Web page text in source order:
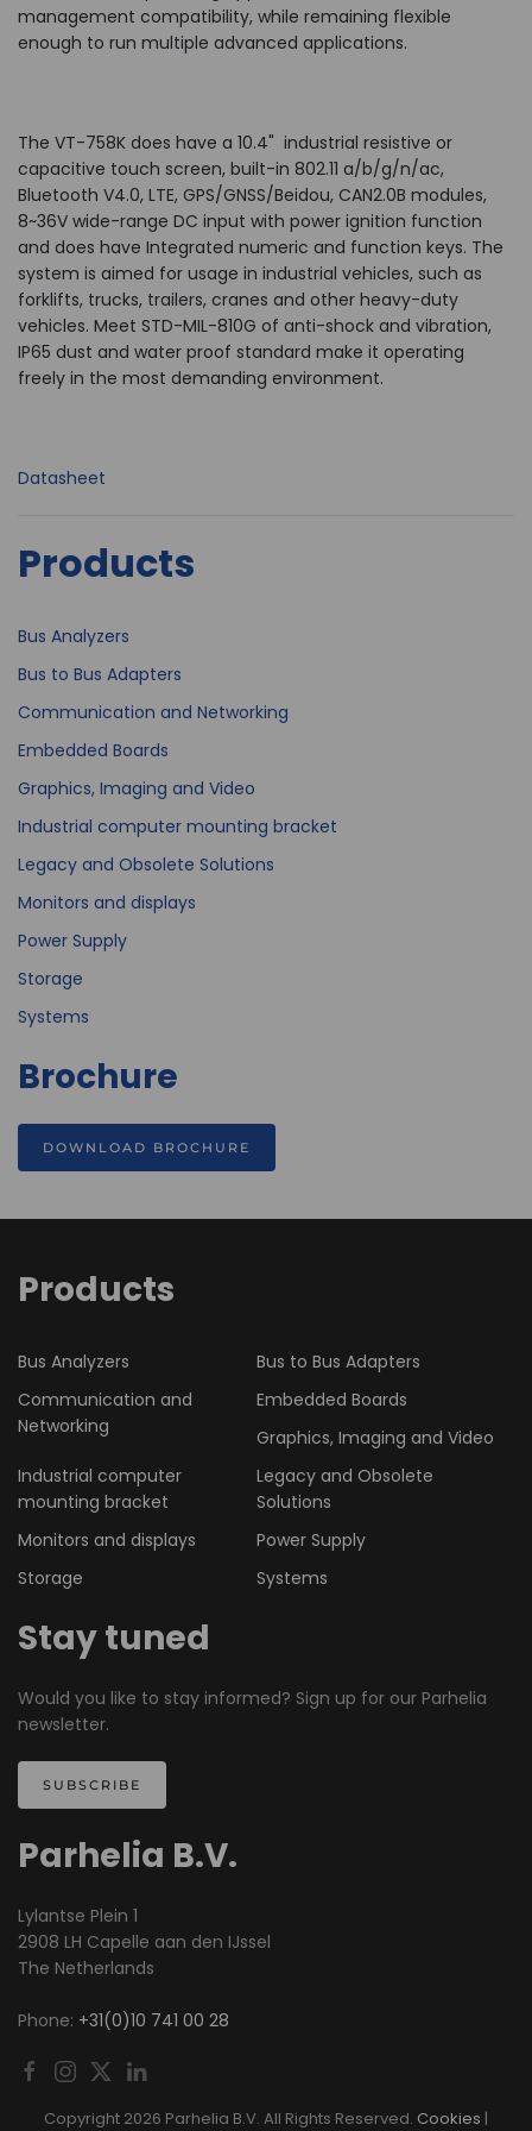
management compatibility, while remaining flexible
enough to run multiple advanced applications.
The VT-758K does have a 10.4" industrial resistive or
capacitive touch screen, built-in 802.11 a/b/g/n/ac,
Bluetooth V4.0, LTE, GPS/GNSS/Beidou, CAN2.0B modules,
8~36V wide-range DC input with power ignition function
and does have Integrated numeric and function keys. The
system is aimed for usage in industrial vehicles, such as
forklifts, trucks, trailers, cranes and other heavy-duty
vehicles. Meet STD-MIL-810G of anti-shock and vibration,
IP65 dust and water proof standard make it operating
freely in the most demanding environment.
Datasheet
Products
Bus Analyzers
Bus to Bus Adapters
Communication and Networking
Embedded Boards
Graphics, Imaging and Video
Industrial computer mounting bracket
Legacy and Obsolete Solutions
Monitors and displays
Power Supply
Storage
Systems
Brochure
DOWNLOAD BROCHURE
Products
Bus Analyzers
Bus to Bus Adapters
Communication and
Networking
Embedded Boards
Graphics, Imaging and Video
Industrial computer
mounting bracket
Legacy and Obsolete
Solutions
Monitors and displays
Power Supply
Storage
Systems
Stay tuned
Would you like to stay informed? Sign up for our Parhelia
newsletter.
SUBSCRIBE
Parhelia B.V.
Lylantse Plein 1
2908 LH Capelle aan den IJssel
The Netherlands
Phone: +31(0)10 741 00 28
Copyright 2026 Parhelia B.V. All Rights Reserved. Cookies |